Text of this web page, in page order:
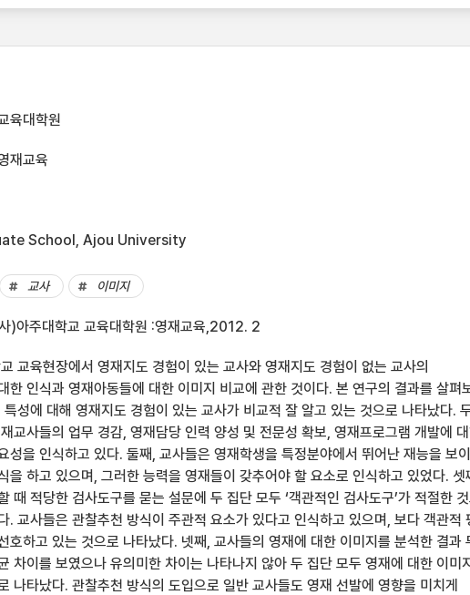
육대학원
재교육
School, Ajou University
교사 이미지
)아주대학교 교육대학원 :영재교육,2012. 2
교육현장에서 영재지도 경험이 있는 교사와 영재지도 경험이 없는 교사의
한 인식과 영재아동들에 대한 이미지 비교에 관한 것이다. 본 연구의 결과를 살펴
성에 대해 영재지도 경험이 있는 교사가 비교적 잘 알고 있는 것으로 나타났다.
교사들의 업무 경감, 영재담당 인력 양성 및 전문성 확보, 영재프로그램 개발에
성을 인식하고 있다. 둘째, 교사들은 영재학생을 특정분야에서 뛰어난 재능을 보
을 하고 있으며, 그러한 능력을 영재들이 갖추어야 할 요소로 인식하고 있었다. 셋
때 적당한 검사도구를 묻는 설문에 두 집단 모두 ‘객관적인 검사도구’가 적절한
. 교사들은 관찰추천 방식이 주관적 요소가 있다고 인식하고 있으며, 보다 객관적
호하고 있는 것으로 나타났다. 넷째, 교사들의 영재에 대한 이미지를 분석한 결과
차이를 보였으나 유의미한 차이는 나타나지 않아 두 집단 모두 영재에 대한 이미
나타났다. 관찰추천 방식의 도입으로 일반 교사들도 영재 선발에 영향을 미치게